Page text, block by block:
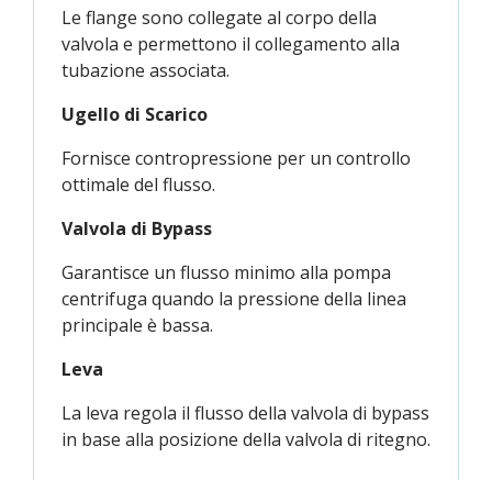
Le flange sono collegate al corpo della
valvola e permettono il collegamento alla
tubazione associata.
Ugello di Scarico
Fornisce contropressione per un controllo
ottimale del flusso.
Valvola di Bypass
Garantisce un flusso minimo alla pompa
centrifuga quando la pressione della linea
principale è bassa.
Leva
La leva regola il flusso della valvola di bypass
in base alla posizione della valvola di ritegno.